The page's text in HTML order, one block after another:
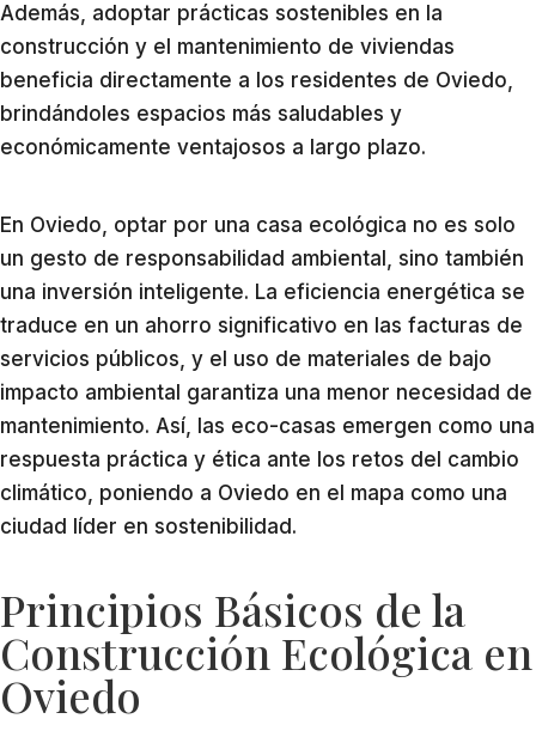
Además, adoptar prácticas sostenibles en la
construcción y el mantenimiento de viviendas
beneficia directamente a los residentes de Oviedo,
brindándoles espacios más saludables y
económicamente ventajosos a largo plazo.
En Oviedo, optar por una casa ecológica no es solo
un gesto de responsabilidad ambiental, sino también
una inversión inteligente. La eficiencia energética se
traduce en un ahorro significativo en las facturas de
servicios públicos, y el uso de materiales de bajo
impacto ambiental garantiza una menor necesidad de
mantenimiento. Así, las eco-casas emergen como una
respuesta práctica y ética ante los retos del cambio
climático, poniendo a Oviedo en el mapa como una
ciudad líder en sostenibilidad.
Principios Básicos de la
Construcción Ecológica en
Oviedo